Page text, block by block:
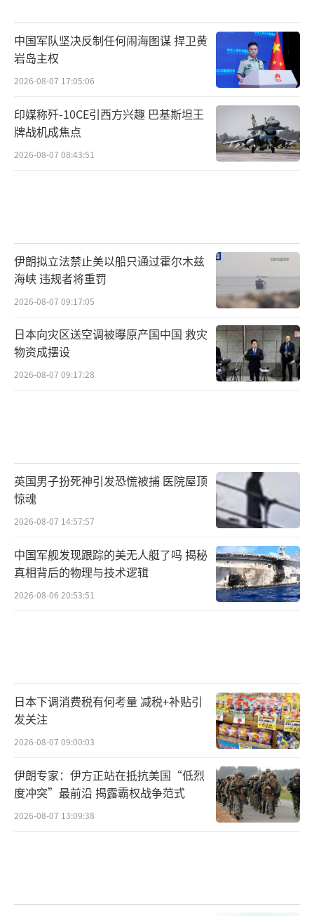
中国军队坚决反制任何闹海图谋 捍卫黄
岩岛主权
2026-08-07 17:05:06
印媒称歼-10CE引西方兴趣 巴基斯坦王
牌战机成焦点
2026-08-07 08:43:51
伊朗拟立法禁止美以船只通过霍尔木兹
海峡 违规者将重罚
2026-08-07 09:17:05
日本向灾区送空调被曝原产国中国 救灾
物资成摆设
2026-08-07 09:17:28
英国男子扮死神引发恐慌被捕 医院屋顶
惊魂
2026-08-07 14:57:57
中国军舰发现跟踪的美无人艇了吗 揭秘
真相背后的物理与技术逻辑
2026-08-06 20:53:51
日本下调消费税有何考量 减税+补贴引
发关注
2026-08-07 09:00:03
伊朗专家：伊方正站在抵抗美国“低烈
度冲突”最前沿 揭露霸权战争范式
2026-08-07 13:09:38